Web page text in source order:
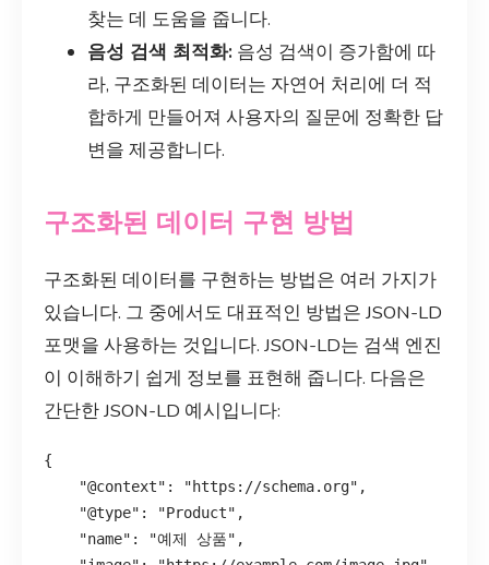
찾는 데 도움을 줍니다.
음성 검색 최적화: 음성 검색이 증가함에 따
라, 구조화된 데이터는 자연어 처리에 더 적
합하게 만들어져 사용자의 질문에 정확한 답
변을 제공합니다.
구조화된 데이터 구현 방법
구조화된 데이터를 구현하는 방법은 여러 가지가
있습니다. 그 중에서도 대표적인 방법은 JSON-LD
포맷을 사용하는 것입니다. JSON-LD는 검색 엔진
이 이해하기 쉽게 정보를 표현해 줍니다. 다음은
간단한 JSON-LD 예시입니다:
{
    "@context": "https://schema.org",
    "@type": "Product",
    "name": "예제 상품",